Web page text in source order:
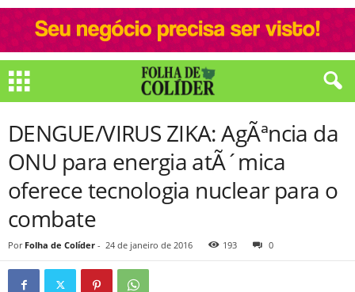
DENGUE/VIRUS ZIKA: AgÃªncia da
ONU para energia atÃ´mica
oferece tecnologia nuclear para o
combate
Por Folha de Colíder - 24 de janeiro de 2016 193 0